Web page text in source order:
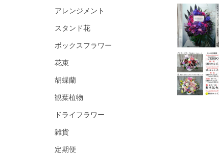
アレンジメント
スタンド花
ボックスフラワー
花束
胡蝶蘭
観葉植物
ドライフラワー
雑貨
定期便